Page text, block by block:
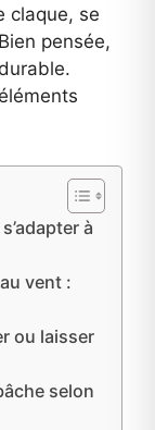
claque, se
pensée,
à
vent :
ou laisser
selon